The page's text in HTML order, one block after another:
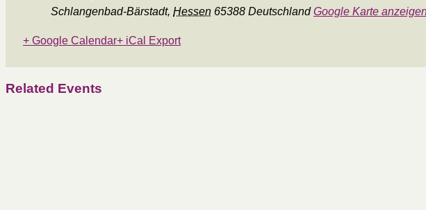
Schlangenbad-Bärstadt, Hessen 65388 Deutschland Google Karte
+ Google Calendar+ iCal Export
Related Events